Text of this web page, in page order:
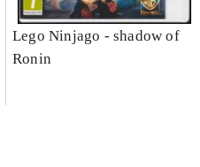
Lego Ninjago - shadow of
Ronin